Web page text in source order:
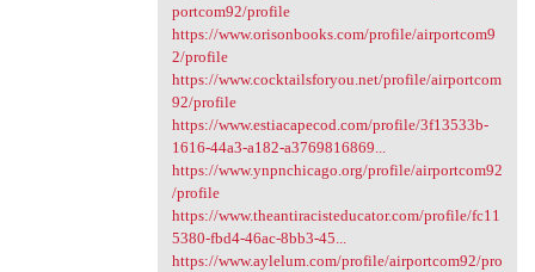
portcom92/profile
https://www.orisonbooks.com/profile/airportcom9
2/profile
https://www.cocktailsforyou.net/profile/airportcom
92/profile
https://www.estiacapecod.com/profile/3f13533b-
1616-44a3-a182-a3769816869...
https://www.ynpnchicago.org/profile/airportcom92
/profile
https://www.theantiracisteducator.com/profile/fc11
5380-fbd4-46ac-8bb3-45...
https://www.aylelum.com/profile/airportcom92/pro